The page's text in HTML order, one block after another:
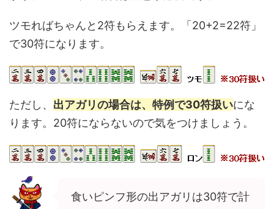
ツモればちゃんと2符もらえます。「20+2=22符」
で30符になります。
ただし、 出アガリの場合は、特例で30符扱いにな
ります。20符にならないので気をつけましょう。
食いピンフ形の出アガリは30符で計